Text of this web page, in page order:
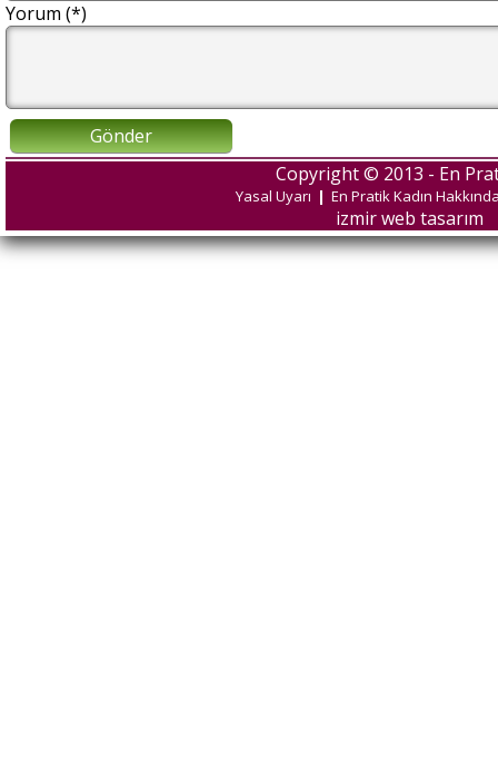
Yorum (*)
Gönder
Copyright © 2013 - En
Yasal Uyarı | En Pratik Kadın
izmir web tasarım